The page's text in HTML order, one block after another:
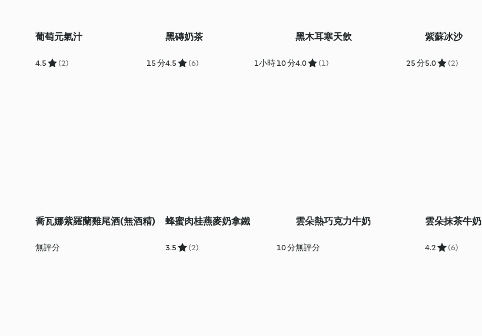
葡萄元氣汁
4.5 (2) 15 分
黑磚奶茶
4.5 (6) 1小時 10 分
黑木耳寒天飲
4.0 (1) 25 分
紫蘇冰沙
5.0 (2)
喬瓦娜紫羅蘭雞尾酒(無酒精)
無評分
蜂蜜肉桂燕麥奶拿鐵
3.5 (2) 10 分
雲朵熱巧克力牛奶
無評分
雲朵抹茶牛奶
4.2 (6)